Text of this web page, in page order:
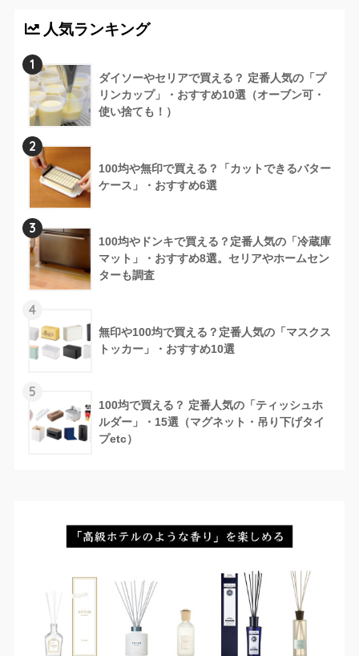
人気ランキング
1
ダイソーやセリアで買える？ 定番人気の「プ
リンカップ」・おすすめ10選（オーブン可・
使い捨ても！）
2
100均や無印で買える？「カットできるバター
ケース」・おすすめ6選
3
100均やドンキで買える？定番人気の「冷蔵庫
マット」・おすすめ8選。セリアやホームセン
ターも調査
4
無印や100均で買える？定番人気の「マスクス
トッカー」・おすすめ10選
5
100均で買える？ 定番人気の「ティッシュホ
ルダー」・15選（マグネット・吊り下げタイ
プetc）